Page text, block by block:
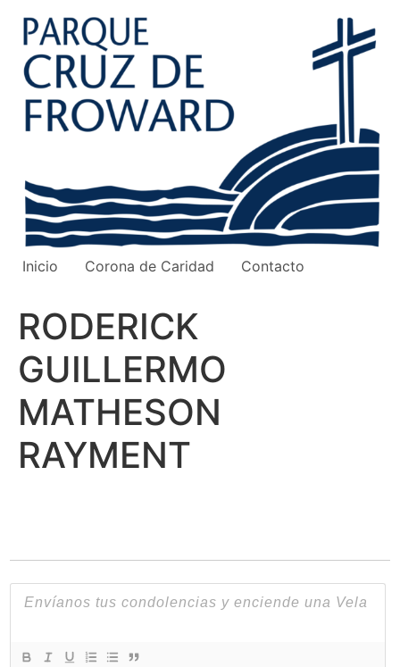
contenido
Inicio Corona de Caridad Contacto
RODERICK
GUILLERMO
MATHESON
RAYMENT